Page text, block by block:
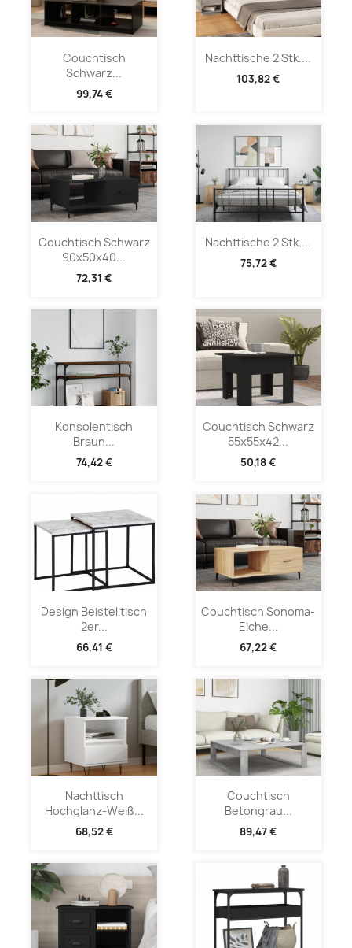
Couchtisch
Schwarz...
99,74 €
Nachttische 2 Stk....
103,82 €
Couchtisch Schwarz
90x50x40...
72,31 €
Nachttische 2 Stk....
75,72 €
Konsolentisch
Braun...
74,42 €
Couchtisch Schwarz
55x55x42...
50,18 €
Design Beistelltisch
2er...
66,41 €
Couchtisch Sonoma-
Eiche...
67,22 €
Nachttisch
Hochglanz-Weiß...
68,52 €
Couchtisch
Betongrau...
89,47 €